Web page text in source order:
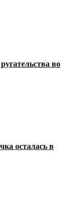
во
осталась в